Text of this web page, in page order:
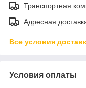
Транспортная
Адресная
Все условия
Условия оплаты